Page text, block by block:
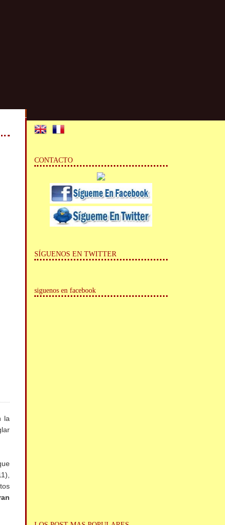
la
CONTACTO
SÍGUENOS EN TWITTER
siguenos en facebook